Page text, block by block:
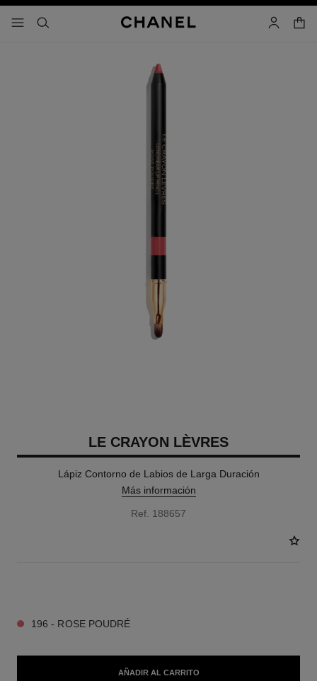
- navegación principal
buscar cuenta
LE CRAYON LÈVRES
Lápiz Contorno de Labios de Larga Duración
Más información
Ref. 188657
196 - ROSE POUDRÉ
AÑADIR AL CARRITO